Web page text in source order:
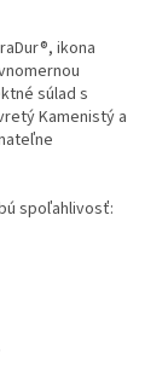
ikona
súlad s
Kamenistý a
spoľahlivosť: